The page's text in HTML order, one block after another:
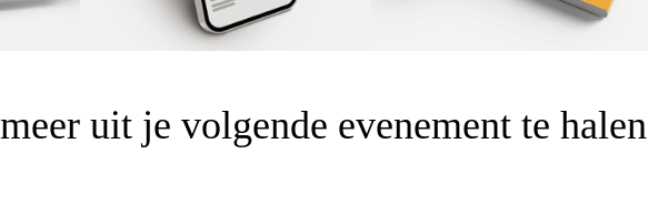
uit je volgende evenement te halen